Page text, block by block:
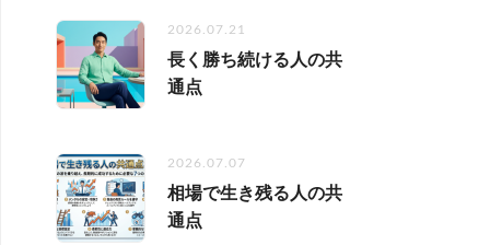
2026.07.21
長く勝ち続ける人の共
通点
2026.07.07
相場で生き残る人の共
通点